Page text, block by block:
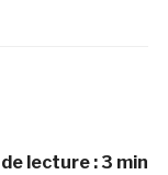
lecture : 3 min